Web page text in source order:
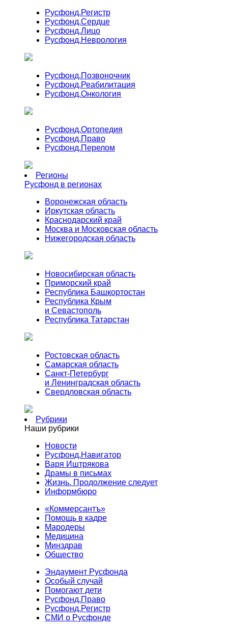
Русфонд.Регистр
Русфонд.Сердце
Русфонд.Лицо
Русфонд.Неврология
Русфонд.Позвоночник
Русфонд.Реабилитация
Русфонд.Онкология
Русфонд.Ортопедия
Русфонд.Право
Русфонд.Перелом
Регионы
Русфонд в регионах
Воронежская область
Иркутская область
Краснодарский край
Москва и Московская область
Нижегородская область
Новосибирская область
Приморский край
Республика Башкортостан
Республика Крым
и Севастополь
Республика Татарстан
Ростовская область
Самарская область
Санкт-Петербург
и Ленинградская область
Свердловская область
Рубрики
Наши рубрики
Новости
Русфонд.Навигатор
Варя Иштрякова
Драмы в письмах
Жизнь. Продолжение следует
Информбюро
«Коммерсантъ»
Помощь в кадре
Мародеры
Медицина
Минздрав
Общество
Эндаумент Русфонда
Особый случай
Помогают дети
Русфонд.Право
Русфонд.Регистр
СМИ о Русфонде